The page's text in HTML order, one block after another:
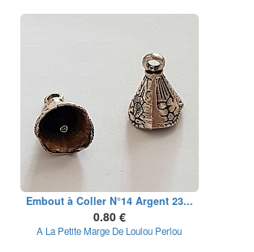
Embout à Coller N°14 Argent 23...
0.80 €
A La Petite Marge De Loulou Perlou